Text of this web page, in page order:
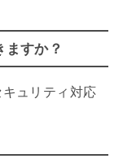
すか？
ュリティ対応